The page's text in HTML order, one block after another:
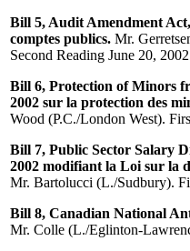
Bill 5, Audit Amendment
comptes publics. Mr.
Second Reading June 20,
Bill 6, Protection of Minors
2002 sur la protection des
Wood (P.C./London West).
Bill 7, Public Sector Salary
2002 modifiant la Loi sur la
Mr. Bartolucci (L./Sudbury).
Bill 8, Canadian National
Mr. Colle (L./Eglinton-